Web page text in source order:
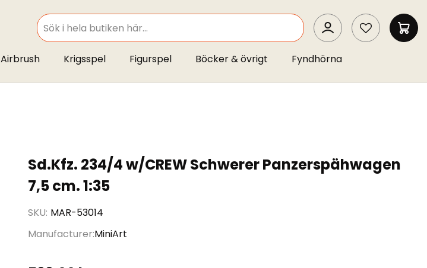
SEARCH
SEARCH
MIN
Airbrush Krigsspel Figurspel Böcker & övrigt Fyndhörna
Sd.Kfz. 234/4 w/CREW Schwerer Panzerspähwagen
7,5 cm. 1:35
SKU MAR-53014
Manufacturer MiniArt